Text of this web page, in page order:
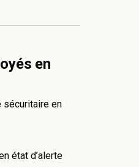
en
sécuritaire en
état d’alerte